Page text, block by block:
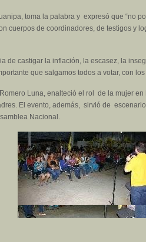
toma la palabra y expresó que “no
cuerpos de coordinadores, de testigos y
de castigar la inflación, la escasez, la
que salgamos todos a votar, con
Luna, enalteció el rol de la mujer
El evento, además, sirvió de
Nacional.